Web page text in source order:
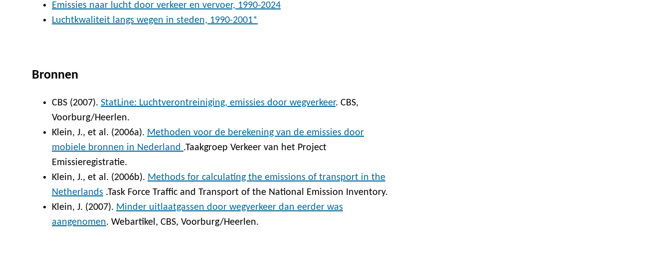
Emissies naar lucht door verkeer en vervoer, 1990-2024
Luchtkwaliteit langs wegen in steden, 1990-2001*
Bronnen
CBS (2007). StatLine: Luchtverontreiniging, emissies door wegverkeer. CBS,
Voorburg/Heerlen.
Klein, J., et al. (2006a). Methoden voor de berekening van de emissies door
mobiele bronnen in Nederland .Taakgroep Verkeer van het Project
Emissieregistratie.
Klein, J., et al. (2006b). Methods for calculating the emissions of transport in the
Netherlands .Task Force Traffic and Transport of the National Emission Inventory.
Klein, J. (2007). Minder uitlaatgassen door wegverkeer dan eerder was
aangenomen. Webartikel, CBS, Voorburg/Heerlen.